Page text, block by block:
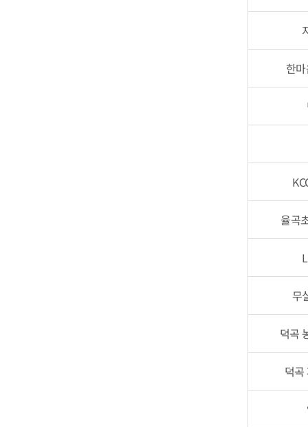
한
율곡
무
덕곡
덕곡